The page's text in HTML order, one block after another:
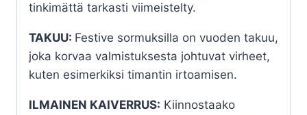
tinkimättä tarkasti viimeistelty.
TAKUU: Festive sormuksilla on vuoden takuu,
joka korvaa valmistuksesta johtuvat virheet,
kuten esimerkiksi timantin irtoamisen.
ILMAINEN KAIVERRUS: Kiinnostaako